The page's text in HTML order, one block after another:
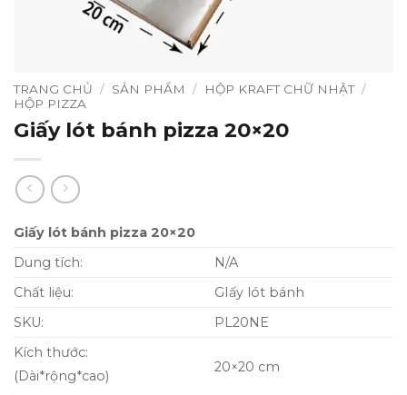
TRANG CHỦ / SẢN PHẨM / HỘP KRAFT CHỮ NHẬT /
HỘP PIZZA
Giấy lót bánh pizza 20×20
Giấy lót bánh pizza 20×20
Dung tích:
N/A
Chất liệu:
GIấy lót bánh
SKU:
PL20NE
Kích thước:
(Dài*rộng*cao)
20×20 cm